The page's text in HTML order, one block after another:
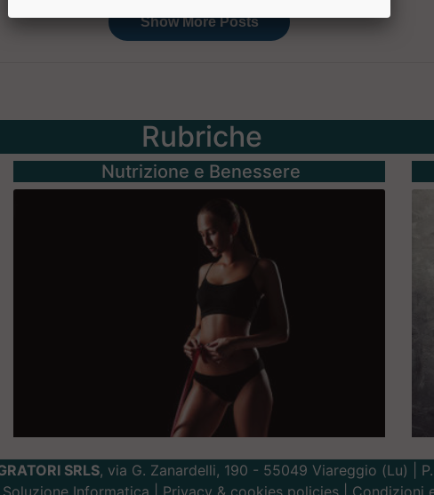
Rubriche
Nutrizione e Benessere
SRLS, via G. Zanardelli, 190 - 55049 Viareggio (Lu) |
Informatica
Privacy & cookiespolicies | Condizioni